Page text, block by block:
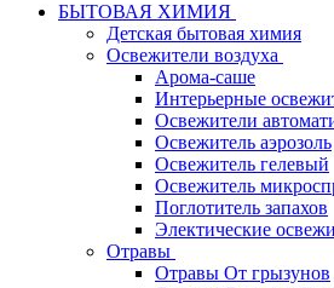
БЫТОВАЯ ХИМИЯ
Детская бытовая химия
Освежители воздуха
Арома-саше
Интерьерные
Освежители
Освежитель аэрозоль
Освежитель гелевый
Освежитель
Поглотитель запахов
Электические
Отравы
Отравы От грызунов